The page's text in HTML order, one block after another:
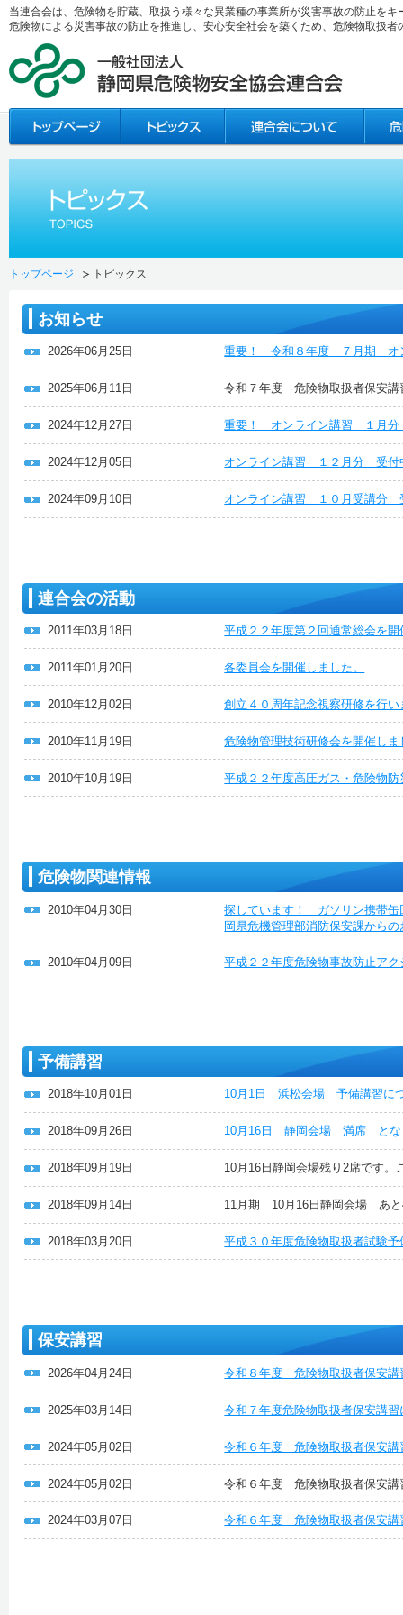
当連合会は、危険物を貯蔵、取扱う様々な異業種の事業所が災害事故の防止を
危険物による災害事故の防止を推進し、安心安全社会を築くため、危険物取扱
トップページ トピックス
お知らせ
2026年06月25日 重要！ 令和８年度 ７月期 オ
2025年06月11日 令和７年度 危険物取扱者保安
2024年12月27日 重要！ オンライン講習 １月分
2024年12月05日 オンライン講習 １２月分 受付
2024年09月10日 オンライン講習 １０月受講分
連合会の活動
2011年03月18日 平成２２年度第２回通常総会を
2011年01月20日 各委員会を開催しました。
2010年12月02日 創立４０周年記念視察研修を行い
2010年11月19日 危険物管理技術研修会を開催しま
2010年10月19日 平成２２年度高圧ガス・危険物
危険物関連情報
2010年04月30日
探しています！ ガソリン携帯缶
岡県危機管理部消防保安課から
2010年04月09日 平成２２年度危険物事故防止ア
予備講習
2018年10月01日 10月1日 浜松会場 予備講習に
2018年09月26日 10月16日 静岡会場 満席 とな
2018年09月19日 10月16日静岡会場残り2席です。
2018年09月14日 11月期 10月16日静岡会場 あと
2018年03月20日 平成３０年度危険物取扱者試験
保安講習
2026年04月24日 令和８年度 危険物取扱者保安講
2025年03月14日 令和７年度危険物取扱者保安講習
2024年05月02日 令和６年度 危険物取扱者保安講
2024年05月02日 令和６年度 危険物取扱者保安講
2024年03月07日 令和６年度 危険物取扱者保安講